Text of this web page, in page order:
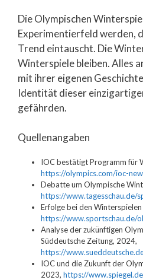
Die Olympischen
Experimentierfeld werden,
Trend eintauscht. Die
Winterspiele bleiben. Alles
mit ihrer eigenen
Identität dieser
gefährden.
Quellenangaben
IOC bestätigt Programm für
https://olympics.com/ioc-
Debatte um Olympische
https://www.tagesschau.de/
Erfolge bei den
https://www.sportschau.de/
Analyse der zukünftigen
Süddeutsche Zeitung, 2024,
https://
IOC und die Zukunft der
2023, https://